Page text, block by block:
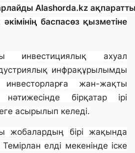
Alashorda.kz
баспасөз қызметіне
инвестициялық ахуал
инфрақұрылымды
жан-жақты
бірқатар ірі
асырылып келеді.
жобалардың бірі жақында
елді мекенінде іске